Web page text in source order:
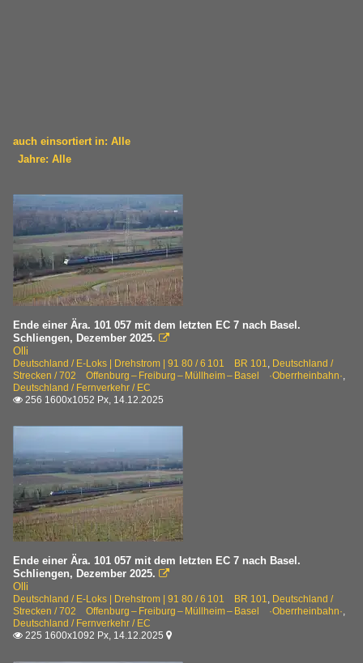
auch einsortiert in: Alle
Deutschland
Bahnhof
~ Nordrhein-Westfalen
E-Loks | Drehstrom | 91 80
6 101 BR 101
Strecken
702 Offenburg – Freiburg – Müllheim – Basel
Schweiz
Bahnhöfe
Delémont | Delsberg
EC-Wagen *pm
Strecken
230 (Biel–) Moutier – Delémont – Basel JS > SBB
Jahre: Alle
2020
2022
2025
Ende einer Ära. 101 057 mit dem letzten EC 7 nach Basel.
Schliengen, Dezember 2025. 
Olli
Deutschland / E-Loks | Drehstrom | 91 80 / 6 101 BR 101, Deutschland /
Strecken / 702 Offenburg – Freiburg – Müllheim – Basel ·Oberrheinbahn·,
Deutschland / Fernverkehr / EC
 256 1600x1052 Px, 14.12.2025
Ende einer Ära. 101 057 mit dem letzten EC 7 nach Basel.
Schliengen, Dezember 2025. 
Olli
Deutschland / E-Loks | Drehstrom | 91 80 / 6 101 BR 101, Deutschland /
Strecken / 702 Offenburg – Freiburg – Müllheim – Basel ·Oberrheinbahn·,
Deutschland / Fernverkehr / EC
 225 1600x1092 Px, 14.12.2025 